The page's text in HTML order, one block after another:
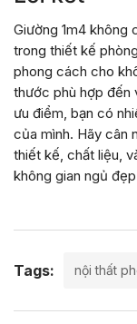
Giường 1m4 không
trong thiết kế
phong cách cho
thước phù hợp đến
ưu điểm, bạn có
của mình. Hãy cân
thiết kế, chất liệu,
không gian ngủ
Tags: nội thất